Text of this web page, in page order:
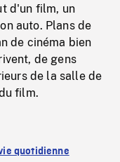
d'un film, un
auto. Plans de
de cinéma bien
de gens
de la salle de
film.
quotidienne